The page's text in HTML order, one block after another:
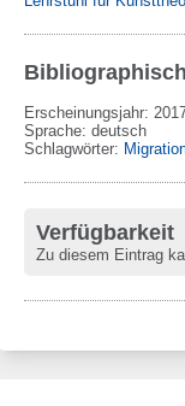
Erscheinungsjahr:
Sprache: deutsch
Schlagwörter:
Verfügbarkeit
Zu diesem Eintrag